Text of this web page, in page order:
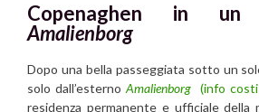
Copenaghen in un
Amalienborg
Dopo una bella passeggiata sotto un
solo dall’esterno Amalienborg (info
residenza permanente e ufficiale della